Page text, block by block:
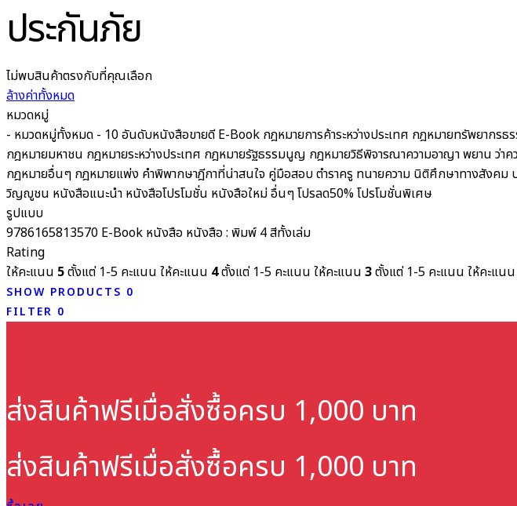
ประกันภัย
ไม่พบสินค้าตรงกับที่คุณเลือก
ล้างค่าทั้งหมด
หมวดหมู่
- หมวดหมู่ทั้งหมด - 10 อันดับหนังสือขายดี E-Book กฎหมายการค้าระหว่างประเทศ กฎหมายทรัพยากรธ
กฎหมายมหาชน กฎหมายระหว่างประเทศ กฎหมายรัฐธรรมนูญ กฎหมายวิธีพิจารณาความอาญา พยาน ว่า
กฎหมายอื่นๆ กฎหมายแพ่ง คำพิพากษาฎีกาที่น่าสนใจ คู่มือสอบตำราครู ทนายความ นิติศึกษาทางสังคม
วิญญูชน หนังสือแนะนำ หนังสือโปรโมชั่น หนังสือใหม่อื่นๆโปรลด50%โปรโมชั่นพิเศษ
รูปแบบ
9786165813570 E-Book หนังสือ หนังสือ : พิมพ์ 4 สีทั้งเล่ม
Rating
ให้คะแนน 5ตั้งแต่ 1-5 คะแนน ให้คะแนน 4ตั้งแต่ 1-5 คะแนน ให้คะแนน 3ตั้งแต่ 1-5 คะแนน ให้คะแนน
SHOW PRODUCTS 0
FILTER 0
ส่งสินค้าฟรีเมื่อสั่งซื้อครบ 1,000 บาท
ส่งสินค้าฟรีเมื่อสั่งซื้อครบ 1,000 บาท